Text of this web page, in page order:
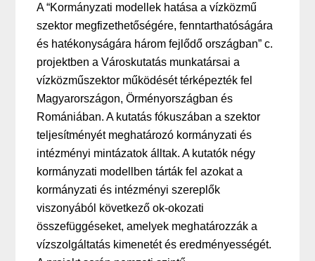
A “Kormányzati modellek hatása a vízközmű
szektor megfizethetőségére, fenntarthatóságára
és hatékonyságára három fejlődő országban” c.
projektben a Városkutatás munkatársai a
vízközműszektor működését térképezték fel
Magyarországon, Örményországban és
Romániában. A kutatás fókuszában a szektor
teljesítményét meghatározó kormányzati és
intézményi mintázatok álltak. A kutatók négy
kormányzati modellben tárták fel azokat a
kormányzati és intézményi szereplők
viszonyából következő ok-okozati
összefüggéseket, amelyek meghatározzák a
vízszolgáltatás kimenetét és eredményességét.